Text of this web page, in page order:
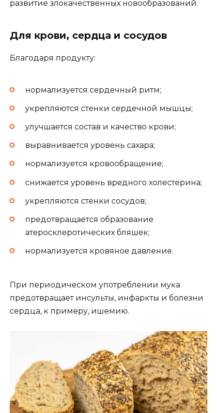
развитие злокачественных новообразований.
Для крови, сердца и сосудов
Благодаря продукту:
нормализуется сердечный ритм;
укрепляются стенки сердечной мышцы;
улучшается состав и качество крови;
выравнивается уровень сахара;
нормализуется кровообращение;
снижается уровень вредного холестерина;
укрепляются стенки сосудов;
предотвращается образование
атеросклеротических бляшек;
нормализуется кровяное давление.
При периодическом употреблении мука
предотвращает инсульты, инфаркты и болезни
сердца, к примеру, ишемию.